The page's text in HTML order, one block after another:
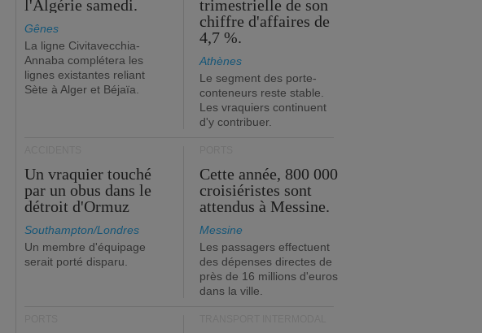
l'Algérie samedi.
Gênes
La ligne Civitavecchia-
Annaba complétera les
lignes existantes reliant
Sète à Alger et Béjaïa.
trimestrielle de son
chiffre d'affaires de
4,7 %.
Athènes
Le segment des porte-
conteneurs reste stable.
Les vraquiers continuent
d'y contribuer.
Un vraquier touché
par un obus dans le
détroit d'Ormuz
Southampton/Londres
Un membre d'équipage
serait porté disparu.
Cette année, 800 000
croisiéristes sont
attendus à Messine.
Messine
Les passagers effectuent
des dépenses directes de
près de 16 millions d'euros
dans la ville.